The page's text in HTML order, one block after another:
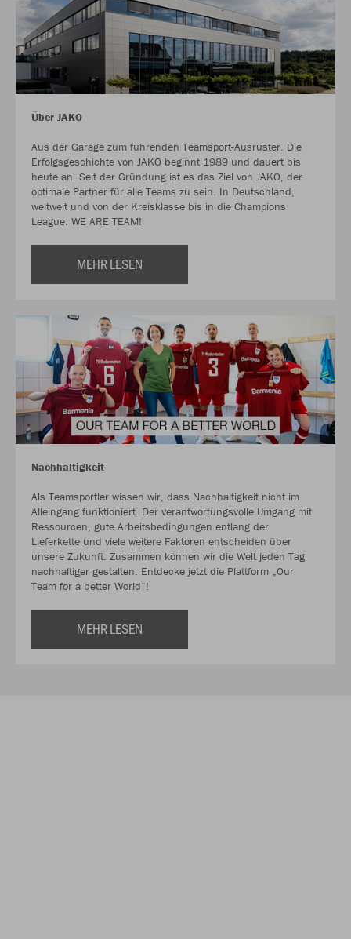
Über JAKO
Aus der Garage zum führenden Teamsport-Ausrüster. Die
Erfolgsgeschichte von JAKO beginnt 1989 und dauert bis
heute an. Seit der Gründung ist es das Ziel von JAKO, der
optimale Partner für alle Teams zu sein. In Deutschland,
weltweit und von der Kreisklasse bis in die Champions
League. WE ARE TEAM!
MEHR LESEN
Nachhaltigkeit
Als Teamsportler wissen wir, dass Nachhaltigkeit nicht im
Alleingang funktioniert. Der verantwortungsvolle Umgang mit
Ressourcen, gute Arbeitsbedingungen entlang der
Lieferkette und viele weitere Faktoren entscheiden über
unsere Zukunft. Zusammen können wir die Welt jeden Tag
nachhaltiger gestalten. Entdecke jetzt die Plattform „Our
Team for a better World“!
MEHR LESEN